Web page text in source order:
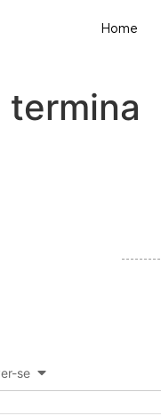
Home
termina
se